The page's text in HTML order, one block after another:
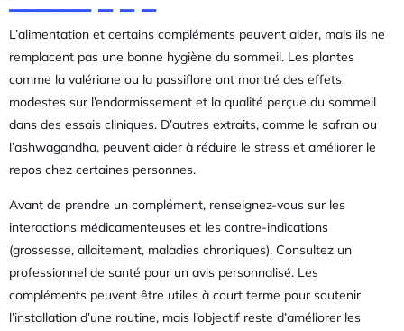
L’alimentation et certains compléments peuvent aider, mais ils ne
remplacent pas une bonne hygiène du sommeil. Les plantes
comme la valériane ou la passiflore ont montré des effets
modestes sur l’endormissement et la qualité perçue du sommeil
dans des essais cliniques. D’autres extraits, comme le safran ou
l’ashwagandha, peuvent aider à réduire le stress et améliorer le
repos chez certaines personnes.
Avant de prendre un complément, renseignez-vous sur les
interactions médicamenteuses et les contre-indications
(grossesse, allaitement, maladies chroniques). Consultez un
professionnel de santé pour un avis personnalisé. Les
compléments peuvent être utiles à court terme pour soutenir
l’installation d’une routine, mais l’objectif reste d’améliorer les